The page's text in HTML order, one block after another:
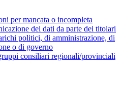
per mancata o incompleta
dei dati da parte dei titolari
politici, di amministrazione, di
o di governo
consiliari regionali/provinciali